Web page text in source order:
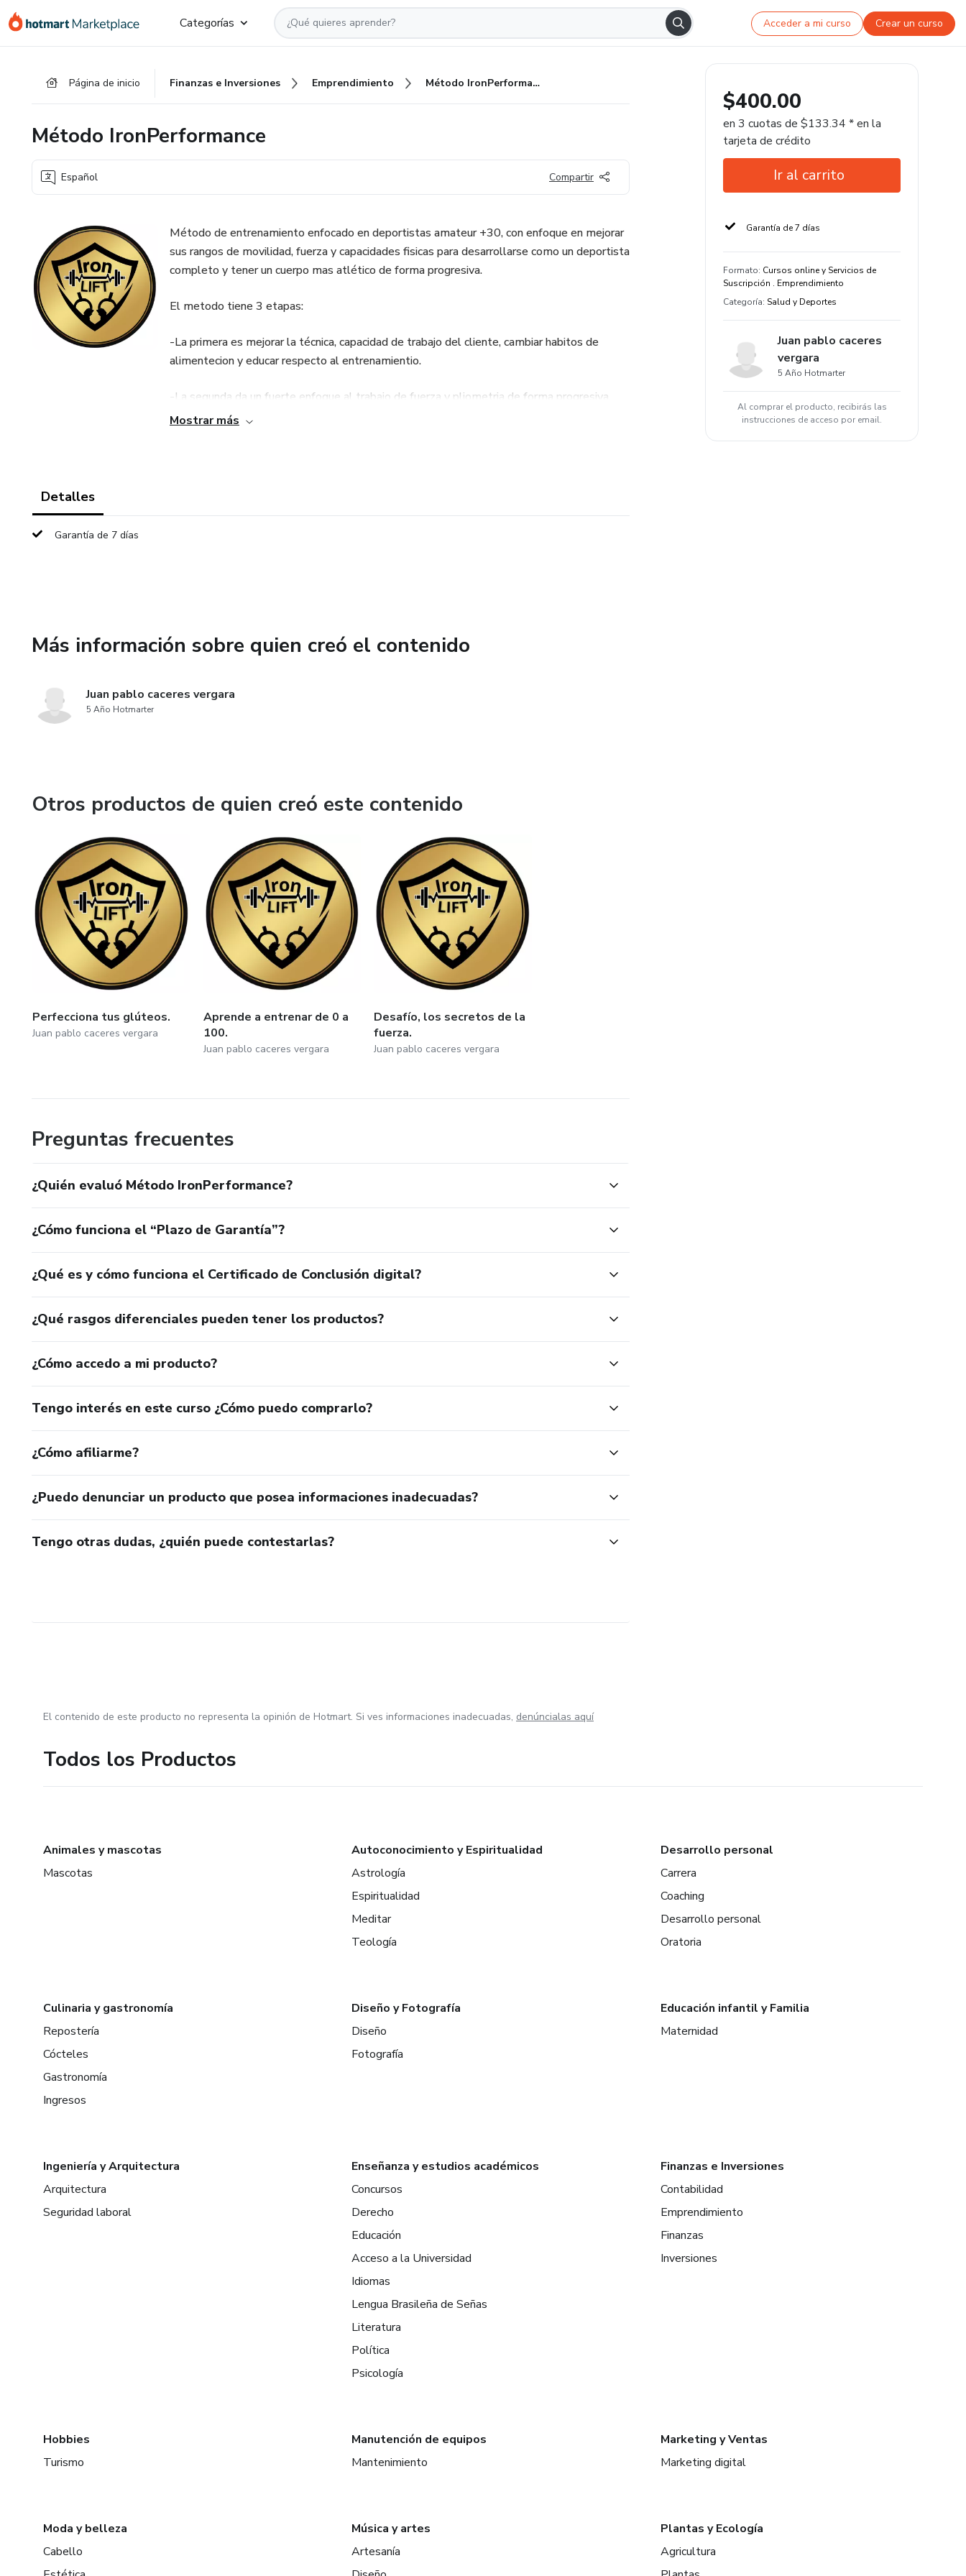
Categorías Acceder a mi curso Crear un curso
Página de inicio Finanzas e Inversiones Emprendimiento Método IronPerformance
Método IronPerformance
Español Compartir
Método de entrenamiento enfocado en deportistas amateur +30, con enfoque en mejorar
sus rangos de movilidad, fuerza y capacidades fisicas para desarrollarse como un deportista
completo y tener un cuerpo mas atlético de forma progresiva.
El metodo tiene 3 etapas:
-La primera es mejorar la técnica, capacidad de trabajo del cliente, cambiar habitos de
alimentecion y educar respecto al entrenamientio.
-La segunda da un fuerte enfoque al trabajo de fuerza y pliometria de forma progresiva.
Mostrar más
Detalles
Garantía de 7 días
Más información sobre quien creó el contenido
Juan pablo caceres vergara
5 Año Hotmarter
Otros productos de quien creó este contenido
Perfecciona tus glúteos.
Juan pablo caceres vergara
Aprende a entrenar de 0 a
100.
Juan pablo caceres vergara
Desafío, los secretos de la
fuerza.
Juan pablo caceres vergara
Preguntas frecuentes
¿Quién evaluó Método IronPerformance?
¿Cómo funciona el “Plazo de Garantía”?
¿Qué es y cómo funciona el Certificado de Conclusión digital?
¿Qué rasgos diferenciales pueden tener los productos?
¿Cómo accedo a mi producto?
Tengo interés en este curso ¿Cómo puedo comprarlo?
¿Cómo afiliarme?
¿Puedo denunciar un producto que posea informaciones inadecuadas?
Tengo otras dudas, ¿quién puede contestarlas?
$400.00
en 3 cuotas de $133.34 * en la
tarjeta de crédito
Ir al carrito
Garantía de 7 días
Formato: Cursos online y Servicios de
Suscripción . Emprendimiento
Categoría: Salud y Deportes
Juan pablo caceres
vergara
5 Año Hotmarter
Al comprar el producto, recibirás las
instrucciones de acceso por email.
El contenido de este producto no representa la opinión de Hotmart. Si ves informaciones inadecuadas, denúncialas aquí
Todos los Productos
Animales y mascotas
Mascotas
Autoconocimiento y Espiritualidad
Astrología
Espiritualidad
Meditar
Teología
Desarrollo personal
Carrera
Coaching
Desarrollo personal
Oratoria
Culinaria y gastronomía
Repostería
Cócteles
Gastronomía
Ingresos
Diseño y Fotografía
Diseño
Fotografía
Educación infantil y Familia
Maternidad
Ingeniería y Arquitectura
Arquitectura
Seguridad laboral
Enseñanza y estudios académicos
Concursos
Derecho
Educación
Acceso a la Universidad
Idiomas
Lengua Brasileña de Señas
Literatura
Política
Psicología
Finanzas e Inversiones
Contabilidad
Emprendimiento
Finanzas
Inversiones
Hobbies
Turismo
Manutención de equipos
Mantenimiento
Marketing y Ventas
Marketing digital
Moda y belleza
Cabello
Música y artes
Artesanía
Plantas y Ecología
Agricultura